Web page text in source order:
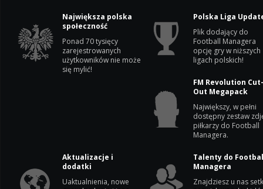
Największa polska
społeczność
Ponad 70 tysięcy
zarejestrowanych
użytkowników nie może
się mylić!
Polska Liga
Plik dodający do
Football Managera
opcję gry w niższych
ligach polskich!
FM Revolution
Out Megapack
Największy, w pełni
dostępny zestaw
piłkarzy do Football
Managera.
Aktualizacje i
dodatki
Uaktualnienia, nowe
Talenty do
Managera
Znajdziesz u nas